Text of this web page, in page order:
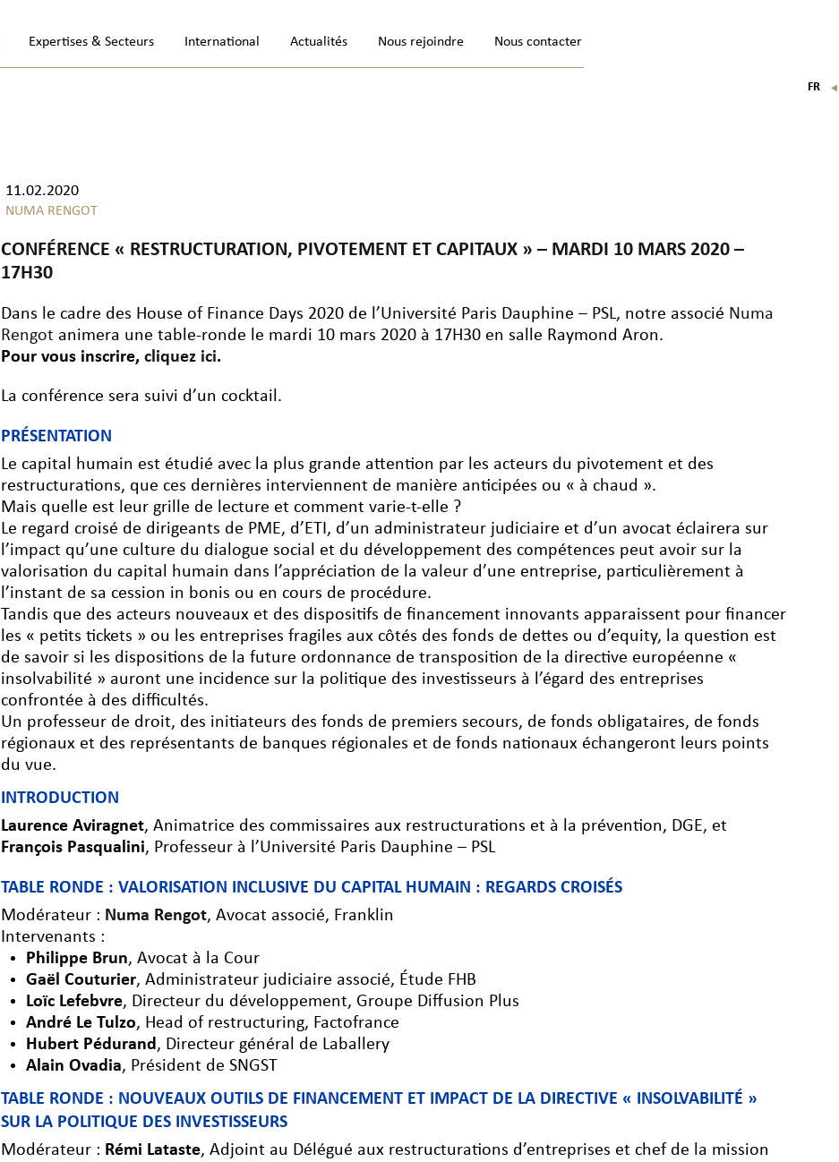
Expertises & Secteurs International Actualités Nous rejoindre Nous contacter
FR ▼
11.02.2020
NUMA RENGOT
CONFÉRENCE « RESTRUCTURATION, PIVOTEMENT ET CAPITAUX » – MARDI 10 MARS 2020 –
17H30
Dans le cadre des House of Finance Days 2020 de l’Université Paris Dauphine – PSL, notre associé Numa
Rengot animera une table-ronde le mardi 10 mars 2020 à 17H30 en salle Raymond Aron.
Pour vous inscrire,cliquez ici.
La conférence sera suivi d’un cocktail.
PRÉSENTATION
Le capital humain est étudié avec la plus grande attention par les acteurs du pivotement et des
restructurations, que ces dernières interviennent de manière anticipées ou « à chaud ».
Mais quelle est leur grille de lecture et comment varie-t-elle ?
Le regard croisé de dirigeants de PME, d’ETI, d’un administrateur judiciaire et d’un avocat éclairera sur
l’impact qu’une culture du dialogue social et du développement des compétences peut avoir sur la
valorisation du capital humain dans l’appréciation de la valeur d’une entreprise, particulièrement à
l’instant de sa cession in bonis ou en cours de procédure.
Tandis que des acteurs nouveaux et des dispositifs de financement innovants apparaissent pour financer
les « petits tickets » ou les entreprises fragiles aux côtés des fonds de dettes ou d’equity, la question est
de savoir si les dispositions de la future ordonnance de transposition de la directive européenne «
insolvabilité » auront une incidence sur la politique des investisseurs à l’égard des entreprises
confrontée à des difficultés.
Un professeur de droit, des initiateurs des fonds de premiers secours, de fonds obligataires, de fonds
régionaux et des représentants de banques régionales et de fonds nationaux échangeront leurs points
du vue.
INTRODUCTION
Laurence Aviragnet, Animatrice des commissaires aux restructurations et à la prévention, DGE, et
François Pasqualini, Professeur à l’Université Paris Dauphine – PSL
TABLE RONDE : VALORISATION INCLUSIVE DU CAPITAL HUMAIN : REGARDS CROISÉS
Modérateur : Numa Rengot, Avocat associé, Franklin
Intervenants :
Philippe Brun, Avocat à la Cour
Gaël Couturier, Administrateur judiciaire associé, Étude FHB
Loïc Lefebvre, Directeur du développement, Groupe Diffusion Plus
André Le Tulzo, Head of restructuring, Factofrance
Hubert Pédurand , Directeur général de Laballery
Alain Ovadia, Président de SNGST
TABLE RONDE : NOUVEAUX OUTILS DE FINANCEMENT ET IMPACT DE LA DIRECTIVE « INSOLVABILITÉ »
SUR LA POLITIQUE DES INVESTISSEURS
Modérateur : Rémi Lataste, Adjoint au Délégué aux restructurations d’entreprises et chef de la mission